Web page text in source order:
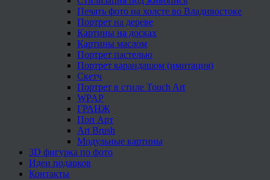
Печать фото на холсте во Владивостоке
Портрет на дереве
Картины на досках
Картины маслом
Портрет пастелью
Портрет карандашом (имитация)
Скетч
Портрет в стиле Touch Art
WPAP
ГРАНЖ
Поп Арт
Art Brush
Модульные картины
3D фигурка по фото
Идеи подарков
Контакты